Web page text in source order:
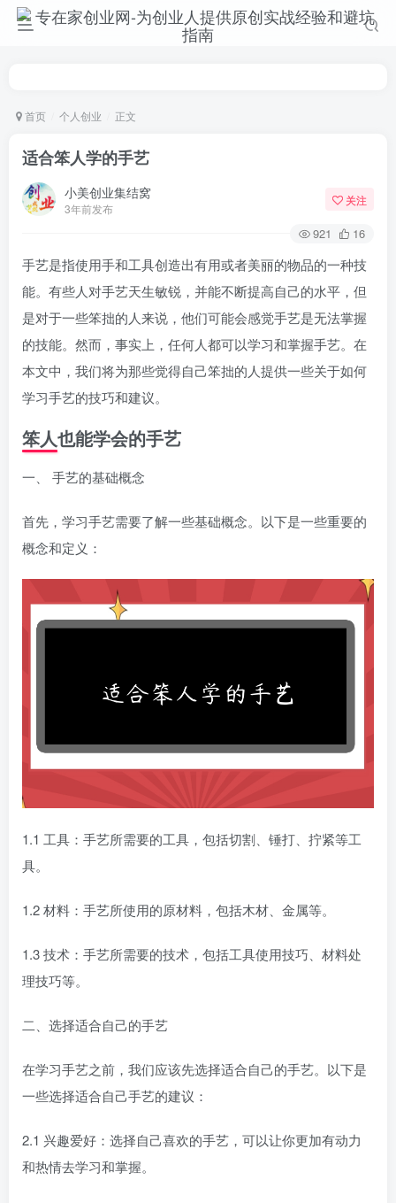
首页 个人创业 正文
适合笨人学的手艺
小美创业集结窝
3年前发布
关注
921 16
手艺是指使用手和工具创造出有用或者美丽的物品的一种技
能。有些人对手艺天生敏锐，并能不断提高自己的水平，但
是对于一些笨拙的人来说，他们可能会感觉手艺是无法掌握
的技能。然而，事实上，任何人都可以学习和掌握手艺。在
本文中，我们将为那些觉得自己笨拙的人提供一些关于如何
学习手艺的技巧和建议。
笨人也能学会的手艺
一、 手艺的基础概念
首先，学习手艺需要了解一些基础概念。以下是一些重要的
概念和定义：
1.1 工具：手艺所需要的工具，包括切割、锤打、拧紧等工
具。
1.2 材料：手艺所使用的原材料，包括木材、金属等。
1.3 技术：手艺所需要的技术，包括工具使用技巧、材料处
理技巧等。
二、选择适合自己的手艺
在学习手艺之前，我们应该先选择适合自己的手艺。以下是
一些选择适合自己手艺的建议：
2.1 兴趣爱好：选择自己喜欢的手艺，可以让你更加有动力
和热情去学习和掌握。